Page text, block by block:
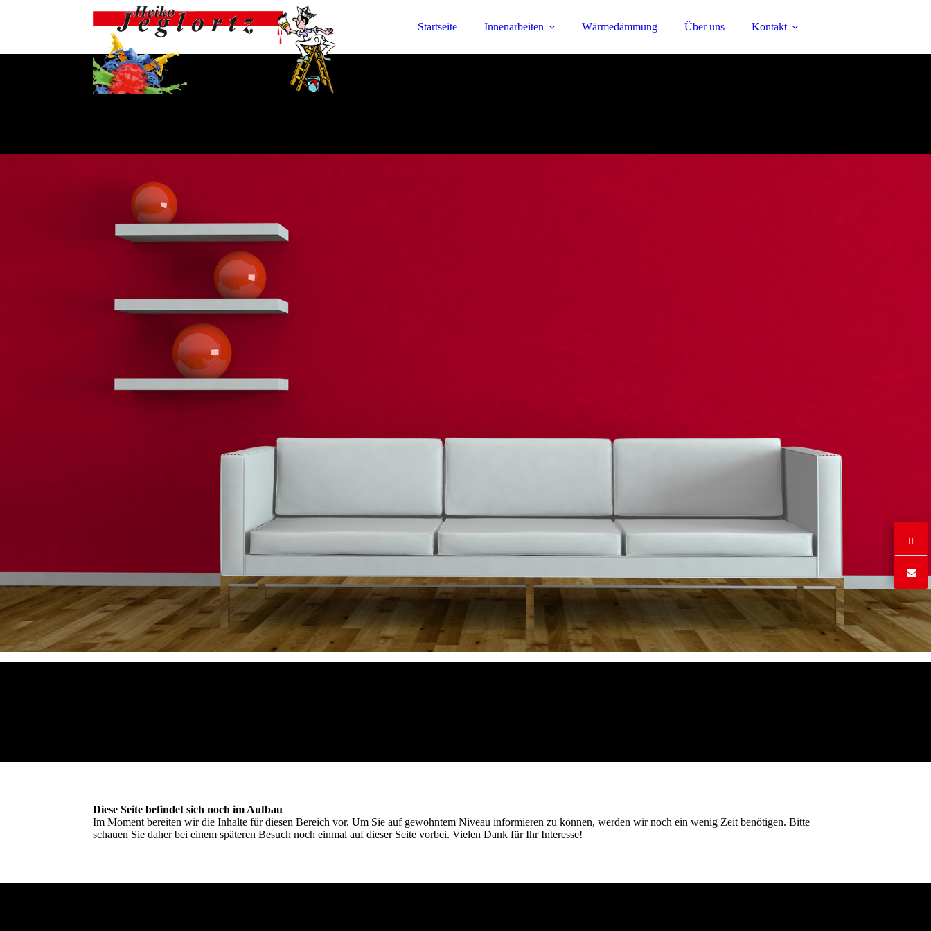
Startseite Innenarbeiten Wärmedämmung Über uns Kontakt
Diese Seite befindet sich noch im Aufbau
Im Moment bereiten wir die Inhalte für diesen Bereich vor. Um Sie auf gewohntem Niveau informieren zu können, werden wir noch ein wenig Zeit benötigen. Bitte
schauen Sie daher bei einem späteren Besuch noch einmal auf dieser Seite vorbei. Vielen Dank für Ihr Interesse!